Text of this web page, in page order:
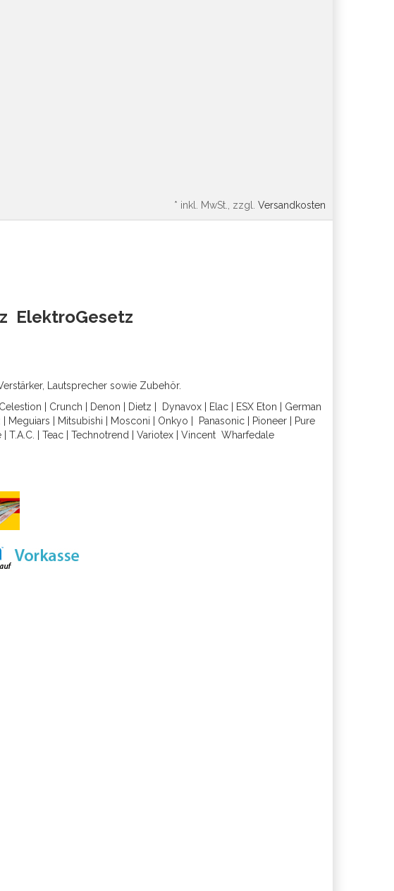
* inkl. MwSt., zzgl. Versandkosten
ElektroGesetz
Lautsprecher sowie Zubehör.
Celestion Crunch Denon Dietz Dynavox Elac ESX Eton
German
Meguiars Mitsubishi Mosconi Onkyo Panasonic| Pioneer|
Pure
T.A.C. Teac Technotrend Variotex Vincent Wharfedal e